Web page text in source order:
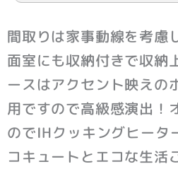
間取りは家事動線を考慮
面室にも収納付きで収納
ースはアクセント映えの
用ですので高級感演出！
のでIHクッキングヒータ
コキュートとエコな生活